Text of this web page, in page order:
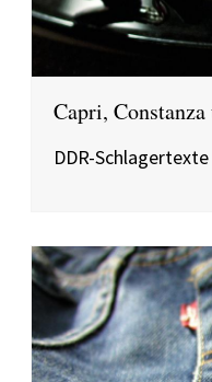
Capri,
DDR-